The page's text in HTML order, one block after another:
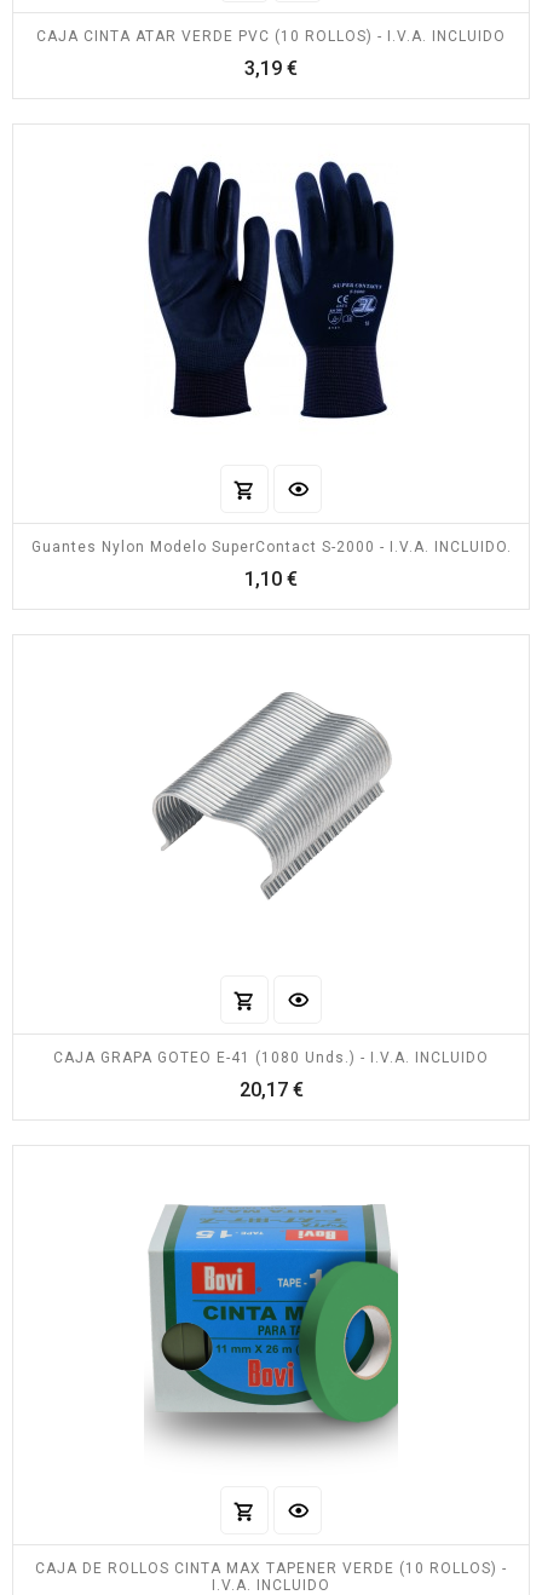
CAJA CINTA ATAR VERDE PVC (10 ROLLOS) - I.V.A. INCLUIDO
3,19 €Precio
Guantes Nylon Modelo SuperContact S-2000 - I.V.A. INCLUIDO.
1,10 €Precio
CAJA GRAPA GOTEO E-41 (1080 Unds.) - I.V.A. INCLUIDO
20,17 €Precio
CAJA DE ROLLOS CINTA MAX TAPENER VERDE (10 ROLLOS) -
I.V.A. INCLUIDO